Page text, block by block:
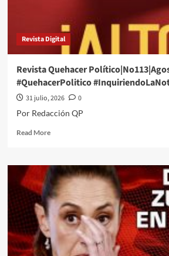
Revista Digital
Revista Quehacer
#QuehacerPolitico
31 julio, 2026
0
Por Redacción QP
Read MoreRead
Revista
Quehacer
Político|No113|Agosto
2026
#QPMX
#QuehacerPolitico
#InquiriendoLaNoticia